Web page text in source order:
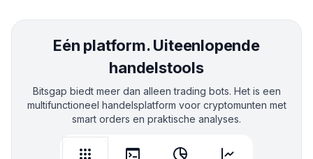
Eén platform. Uiteenlopende
handelstools
Bitsgap biedt meer dan alleen trading bots. Het is een
multifunctioneel handelsplatform voor cryptomunten met
smart orders en praktische analyses.